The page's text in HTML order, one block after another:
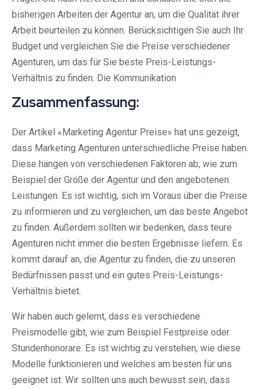
bisherigen Arbeiten der Agentur an, um die Qualität ihrer
Arbeit beurteilen zu können. Berücksichtigen Sie auch Ihr
Budget und vergleichen Sie die Preise verschiedener
Agenturen, um das für Sie beste Preis-Leistungs-
Verhältnis zu finden. Die Kommunikation
Zusammenfassung:
Der Artikel «Marketing Agentur Preise» hat uns gezeigt,
dass Marketing Agenturen unterschiedliche Preise haben.
Diese hängen von verschiedenen Faktoren ab, wie zum
Beispiel der Größe der Agentur und den angebotenen
Leistungen. Es ist wichtig, sich im Voraus über die Preise
zu informieren und zu vergleichen, um das beste Angebot
zu finden. Außerdem sollten wir bedenken, dass teure
Agenturen nicht immer die besten Ergebnisse liefern. Es
kommt darauf an, die Agentur zu finden, die zu unseren
Bedürfnissen passt und ein gutes Preis-Leistungs-
Verhältnis bietet.
Wir haben auch gelernt, dass es verschiedene
Preismodelle gibt, wie zum Beispiel Festpreise oder
Stundenhonorare. Es ist wichtig zu verstehen, wie diese
Modelle funktionieren und welches am besten für uns
geeignet ist. Wir sollten uns auch bewusst sein, dass